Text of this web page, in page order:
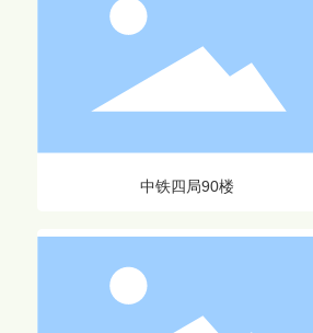
中铁四局90楼